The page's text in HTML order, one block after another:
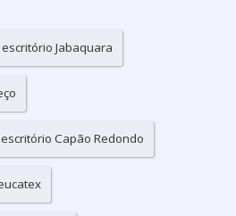
Jabaquara
Capão Redondo